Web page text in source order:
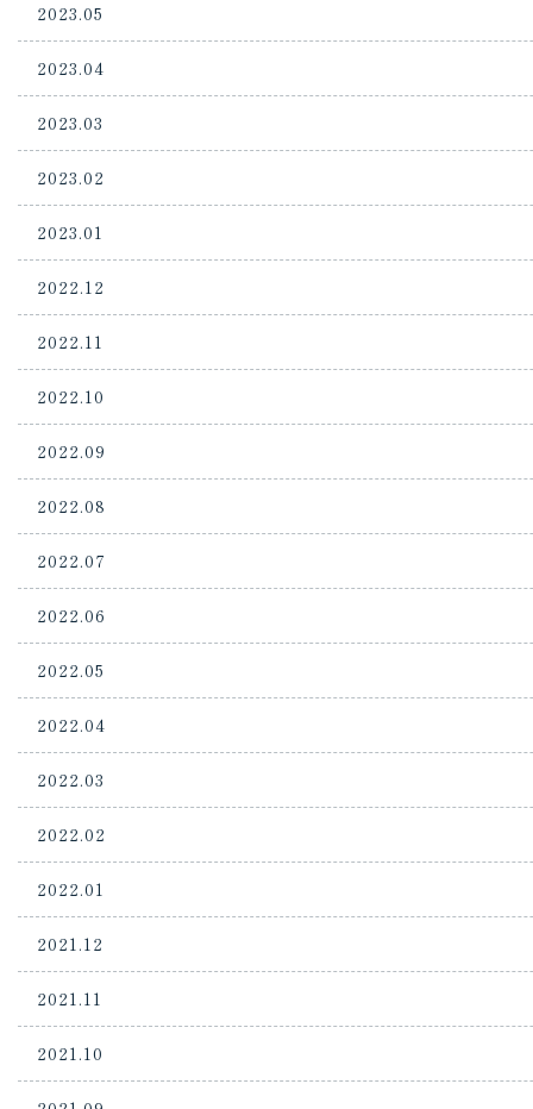
2023.05
2023.04
2023.03
2023.02
2023.01
2022.12
2022.11
2022.10
2022.09
2022.08
2022.07
2022.06
2022.05
2022.04
2022.03
2022.02
2022.01
2021.12
2021.11
2021.10